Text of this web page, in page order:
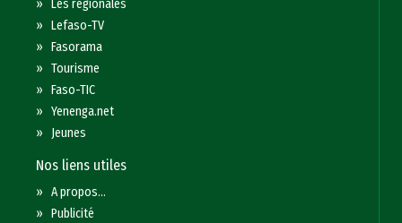
»Les régionales
»Lefaso-TV
»Fasorama
»Tourisme
»Faso-TIC
»Yenenga.net
» Jeunes
Nos liens utiles
»A propos...
»Publicité